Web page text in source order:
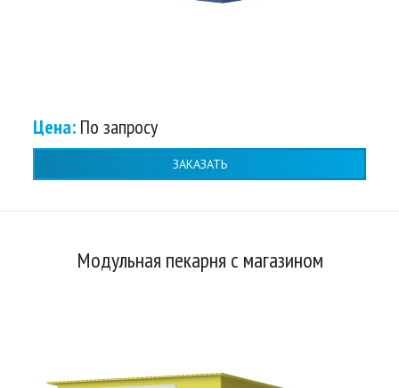
Цена: По запросу
ЗАКАЗАТЬ
Модульная пекарня с магазином